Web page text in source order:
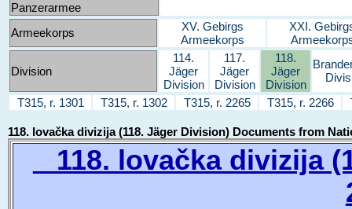
Panzerarmee
Armeekorps
XV. Gebirgs
Armeekorps
XXI.
Division
114.
Jäger
Division
117.
Jäger
Division
118.
Jäger
Division
T315, r. 1301
T315, r. 1302 T315, r. 2265 T315, r. 2266
118. lovačka divizija (118. Jäger Division) Documents from
118. lovačka divizija